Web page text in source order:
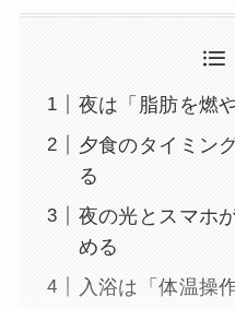
夜は「脂肪を燃
夕食のタイミン
る
夜の光とスマホ
める
入浴は「体温操